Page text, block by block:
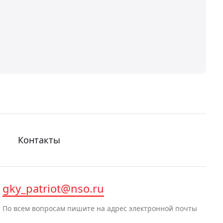
Контакты
gky_patriot@nso.ru
По всем вопросам пишите на адрес электронной почты